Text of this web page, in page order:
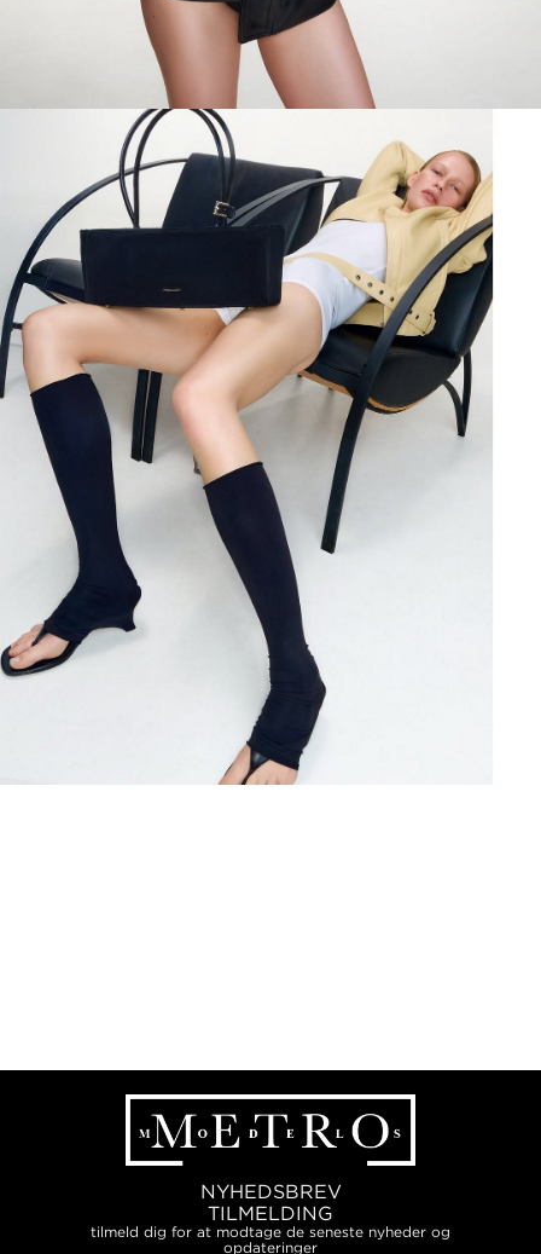
NYHEDSBREV
TILMELDING
tilmeld dig for at modtage de seneste nyheder og
opdateringer